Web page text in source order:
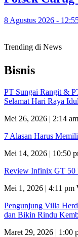
8 Agustus 2026 -
Trending di News
Bisnis
PT Sungai Rangit &
Selamat Hari Raya
Mei 26, 2026 | 2:14
7 Alasan Harus
Mei 14, 2026 | 10:50
Review Infinix GT 50
Mei 1, 2026 | 4:11 pm
Pengunjung Villa
dan Bikin Rindu
Maret 29, 2026 | 1:00